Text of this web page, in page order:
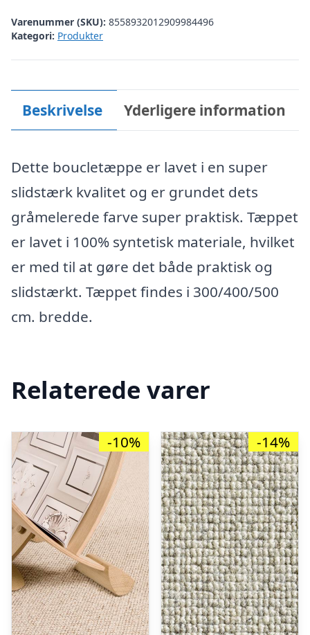
Varenummer (SKU): 8558932012909984496
Kategori: Produkter
Beskrivelse Yderligere information
Dette boucletæppe er lavet i en super
slidstærk kvalitet og er grundet dets
gråmelerede farve super praktisk. Tæppet
er lavet i 100% syntetisk materiale, hvilket
er med til at gøre det både praktisk og
slidstærkt. Tæppet findes i 300/400/500
cm. bredde.
Relaterede varer
-10% -14%